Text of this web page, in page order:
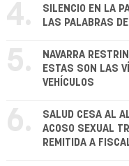
4.
SILENCIO EN LA
LAS PALABRAS
5.
NAVARRA
ESTAS SON LAS
VEHÍCULOS
6.
SALUD CESA AL
ACOSO SEXUAL
REMITIDA A